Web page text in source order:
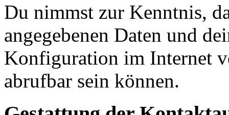
Du nimmst zur Kenntnis,
angegebenen Daten und
Konfiguration im Internet
abrufbar sein können.